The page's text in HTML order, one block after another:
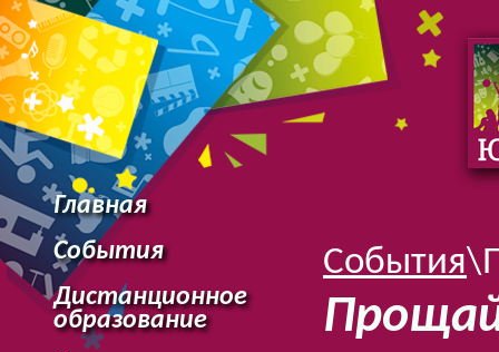
Главная
События
Дистанционное
образование
События